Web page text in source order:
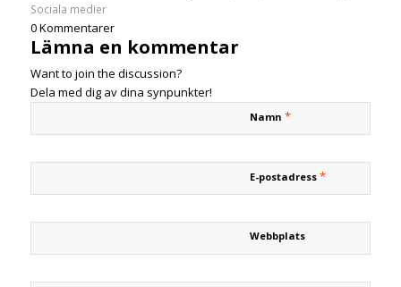
Sociala medier
0Kommentarer
Lämna en kommentar
Want to join the discussion?
Dela med dig av dina synpunkter!
Namn *
E-postadress *
Webbplats